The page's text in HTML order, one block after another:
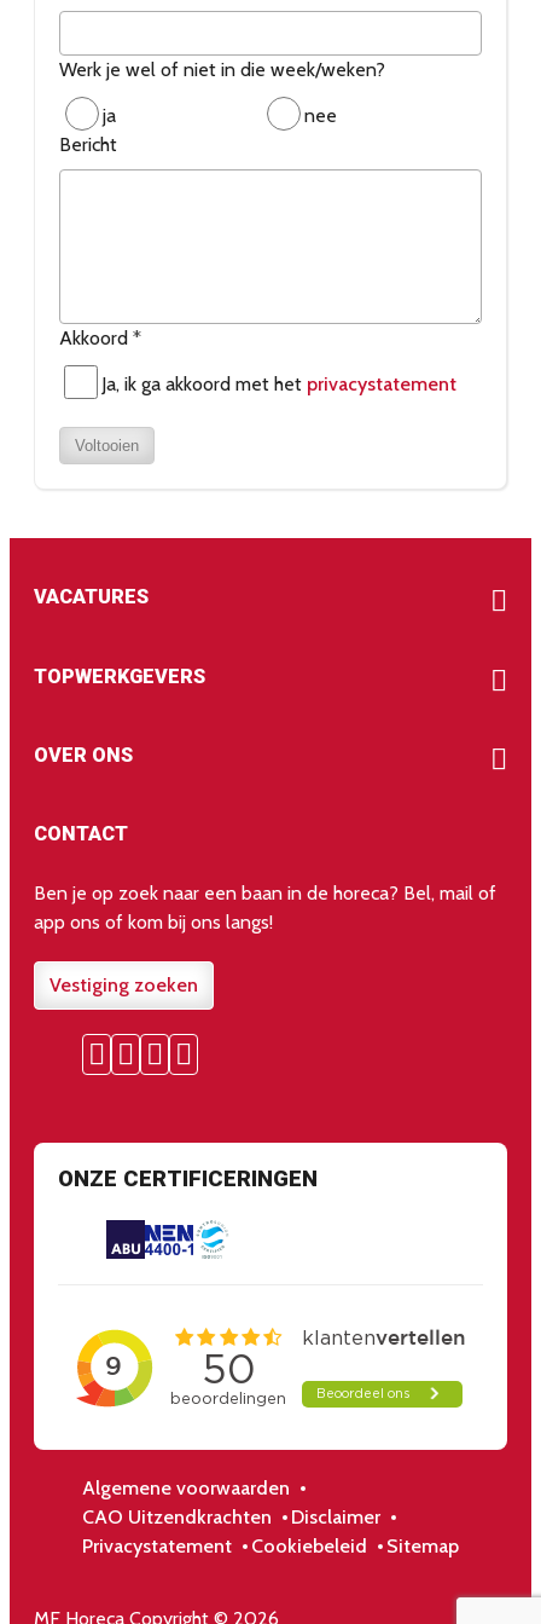
Werk je wel of niet in die week/weken?
ja
nee
Bericht
Akkoord *
Ja, ik ga akkoord met het privacystatement
VACATURES
TOPWERKGEVERS
OVER ONS
CONTACT
Ben je op zoek naar een baan in de horeca? Bel, mail of
app ons of kom bij ons langs!
Vestiging zoeken
ONZE CERTIFICERINGEN
Algemene voorwaarden
CAO Uitzendkrachten
Disclaimer
Privacystatement
Cookiebeleid Sitemap
MF Horeca Copyright © 2026